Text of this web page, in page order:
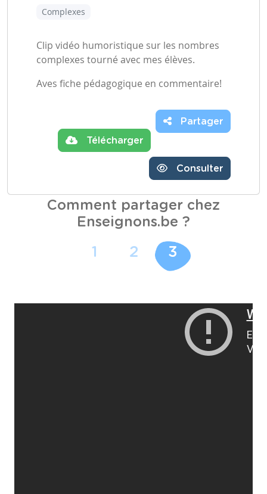
Complexes
Clip vidéo humoristique sur les nombres
complexes tourné avec mes élèves.
Aves fiche pédagogique en commentaire!
Télécharger
Partager
Consulter
Comment partager chez
Enseignons.be ?
1 2 3